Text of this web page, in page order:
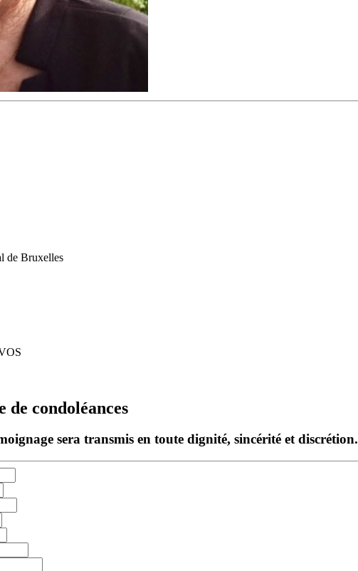
de Bruxelles
de condoléances
sera transmis en toute dignité, sincérité et discrétion.